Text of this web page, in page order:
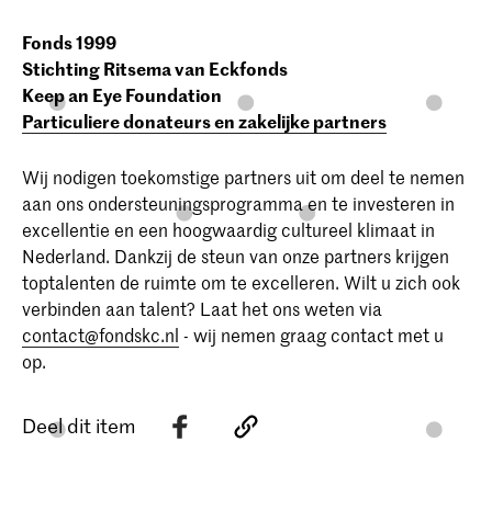
Fonds 1999
Stichting Ritsema van Eckfonds
Keep an Eye Foundation
Particuliere donateurs en zakelijke partners
Wij nodigen toekomstige partners uit om deel te nemen
aan ons ondersteuningsprogramma en te investeren in
excellentie en een hoogwaardig cultureel klimaat in
Nederland. Dankzij de steun van onze partners krijgen
toptalenten de ruimte om te excelleren. Wilt u zich ook
verbinden aan talent? Laat het ons weten via
contact@fondskc.nl - wij nemen graag contact met u
op.
Deel dit item